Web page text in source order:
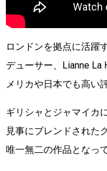
ロンドンを拠点に活躍
デューサー、Lianne La
メリカや日本でも高い
ギリシャとジャマイカ
見事にブレンドされた
唯一無二の作品となっ